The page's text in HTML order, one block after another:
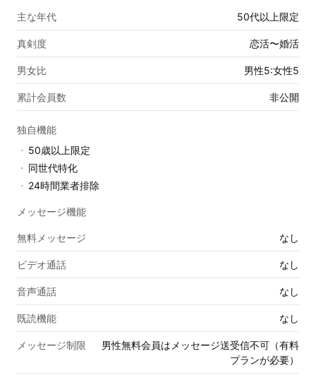
主な年代 50代以上限定
真剣度 恋活〜婚活
男女比 男性5:女性5
累計会員数 非公開
独自機能
・ 50歳以上限定
・ 同世代特化
・ 24時間業者排除
メッセージ機能
無料メッセージ なし
ビデオ通話 なし
音声通話 なし
既読機能 なし
メッセージ制限
男性無料会員はメッセージ送受信不可（有料
プランが必要）